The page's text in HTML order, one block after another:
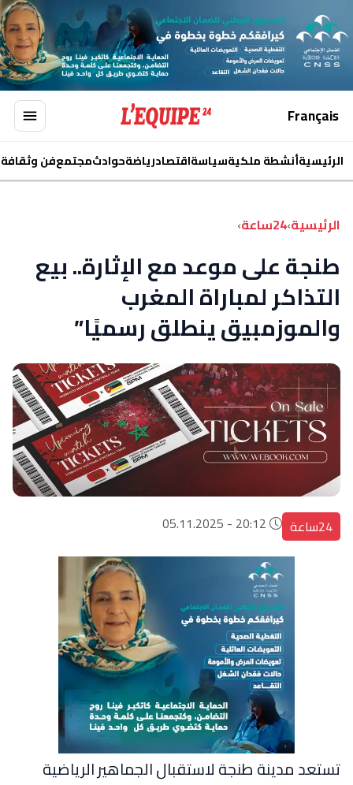
Français
الرئيسيةأنشطة ملكيةسياسةاقتصادرياضةحوادثمجتمعفن وثقافة
الرئيسية›24ساعة ›
طنجة على موعد مع الإثارة.. بيع
التذاكر لمباراة المغرب
والموزمبيق ينطلق رسميًا”
24ساعة
تستعد مدينة طنجة لاستقبال الجماهير الرياضية